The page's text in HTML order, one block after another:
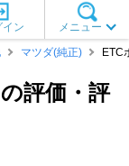
メニュー
イン
マツダ(純正) ETC
評価・評